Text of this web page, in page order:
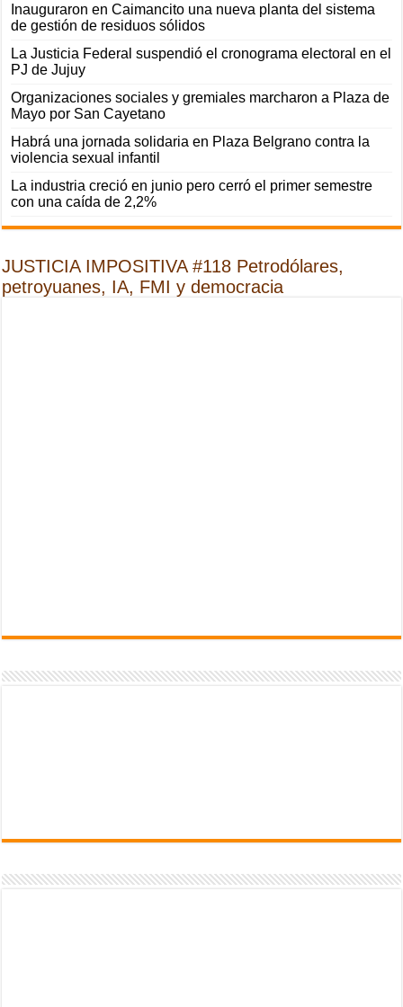
Inauguraron en Caimancito una nueva planta del sistema
de gestión de residuos sólidos
La Justicia Federal suspendió el cronograma electoral en el
PJ de Jujuy
Organizaciones sociales y gremiales marcharon a Plaza de
Mayo por San Cayetano
Habrá una jornada solidaria en Plaza Belgrano contra la
violencia sexual infantil
La industria creció en junio pero cerró el primer semestre
con una caída de 2,2%
JUSTICIA IMPOSITIVA #118 Petrodólares,
petroyuanes, IA, FMI y democracia